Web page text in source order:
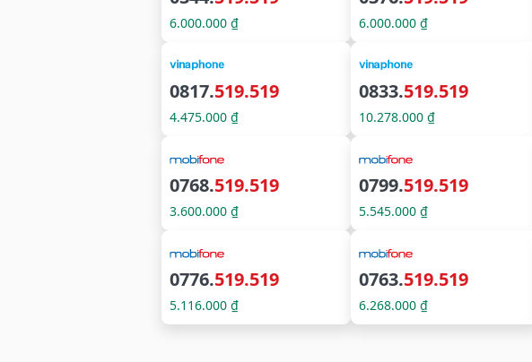
6.000.000 ₫ 6.000.000 ₫
0817.519.519
4.475.000 ₫
0833.519.519
10.278.000 ₫
0768.519.519
3.600.000 ₫
0799.519.519
5.545.000 ₫
0776.519.519
5.116.000 ₫
0763.519.519
6.268.000 ₫